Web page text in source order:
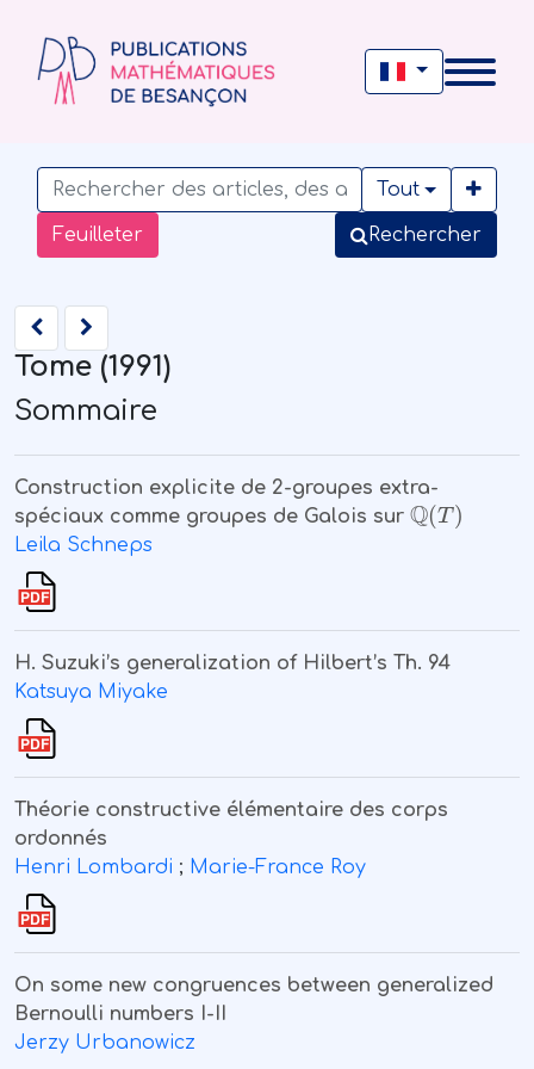
Feuilleter
Tout
Rechercher
Tome (1991)
Sommaire
Construction explicite de 2-groupes extra-
spéciaux comme groupes de Galois sur ℚ(T)
Leila Schneps
H. Suzuki’s generalization of Hilbert’s Th. 94
Katsuya Miyake
Théorie constructive élémentaire des corps
ordonnés
Henri Lombardi ; Marie-France Roy
On some new congruences between generalized
Bernoulli numbers I-II
Jerzy Urbanowicz